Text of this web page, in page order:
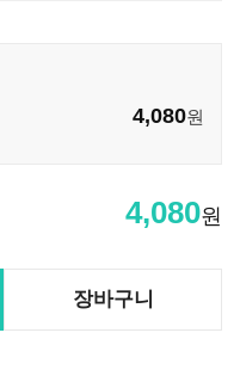
4,080원
4,080원
장바구니